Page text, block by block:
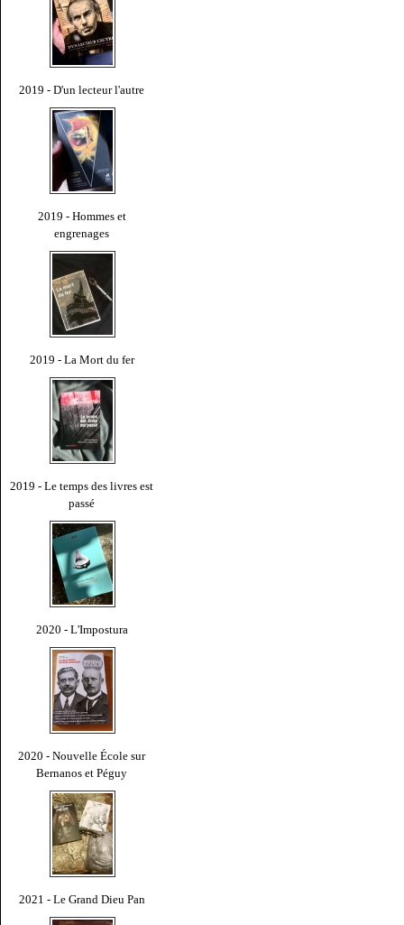
2019 - D'un lecteur l'autre
2019 - Hommes et
engrenages
2019 - La Mort du fer
2019 - Le temps des livres est
passé
2020 - L'Impostura
2020 - Nouvelle École sur
Bernanos et Péguy
2021 - Le Grand Dieu Pan